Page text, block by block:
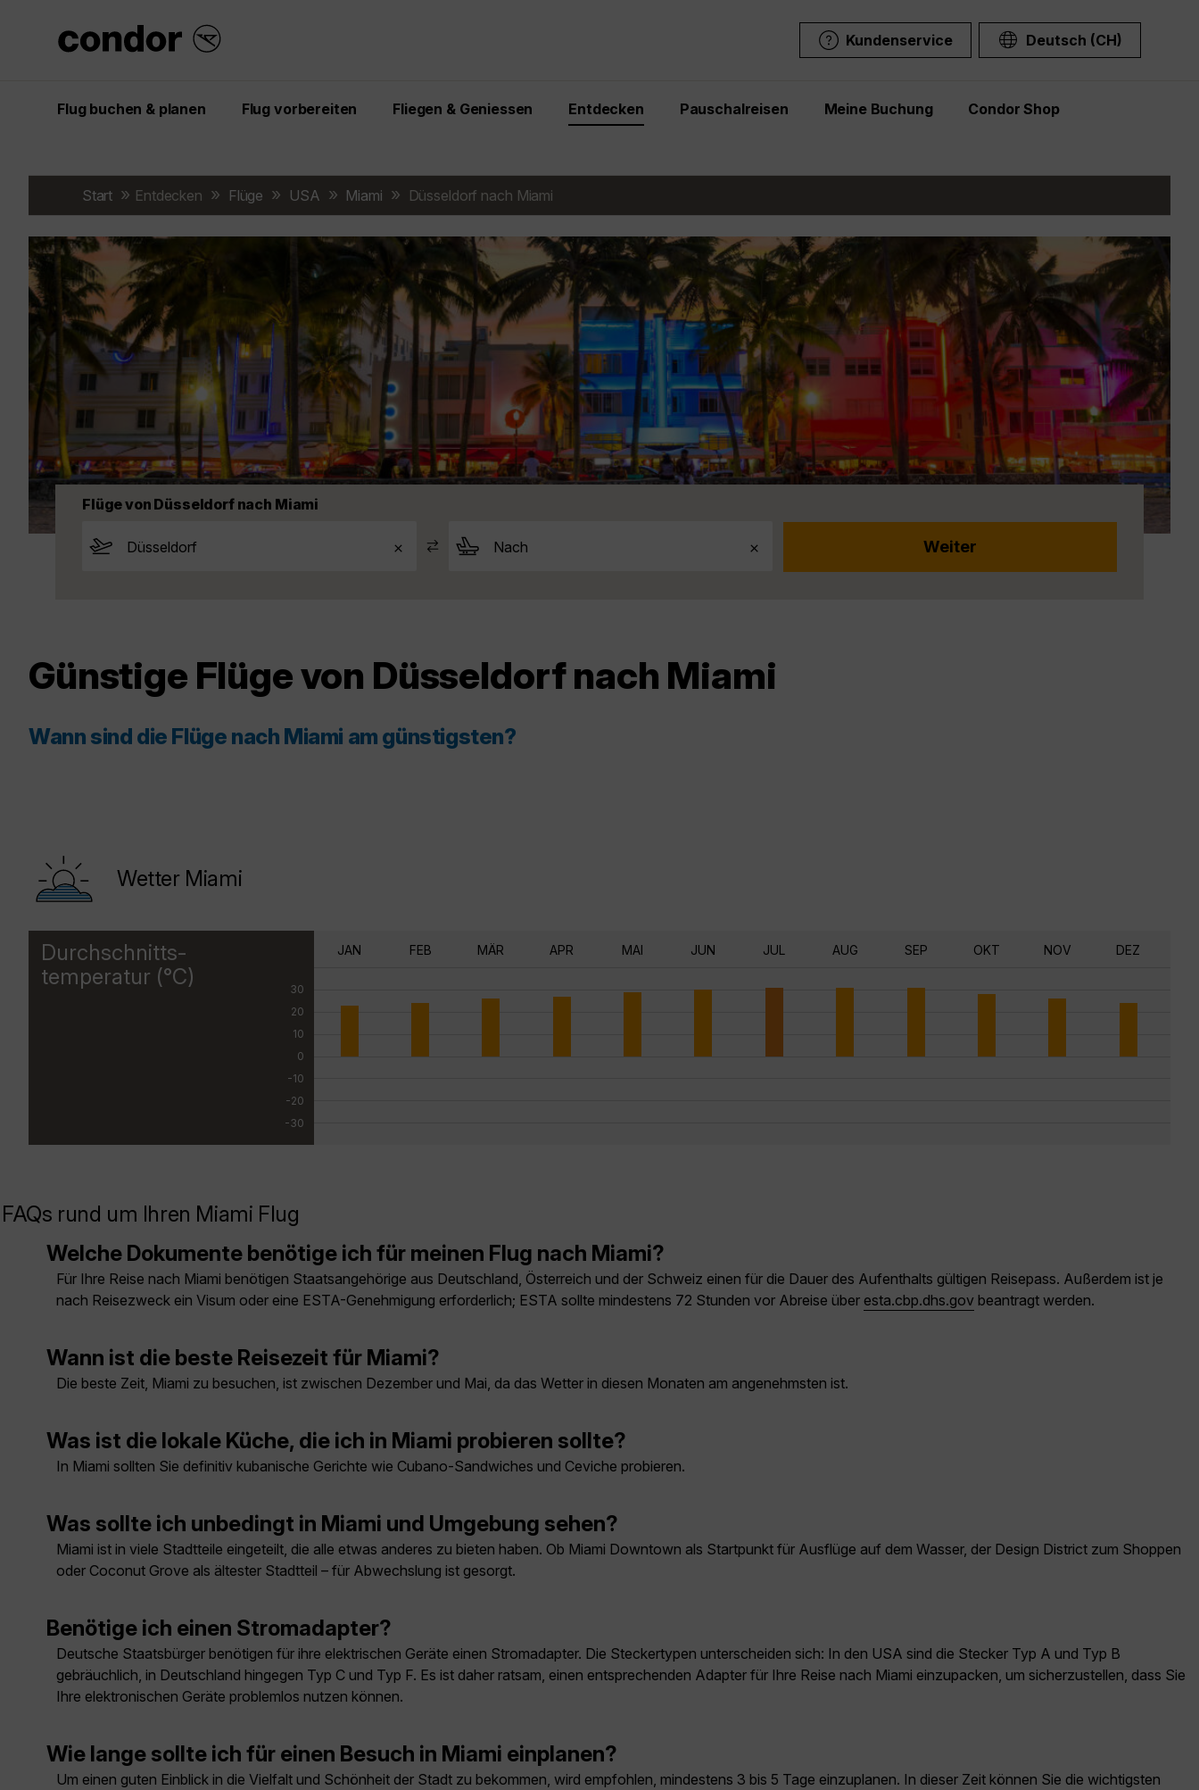
Kundenservice Deutsch (CH)
Flug buchen & planen Flug vorbereiten Fliegen & Geniessen Entdecken Pauschalreisen Meine Buchung Condor Shop
Start Entdecken Flüge USA Miami Düsseldorf nach Miami
Flüge von Düsseldorf nach Miami
Günstige Flüge von Düsseldorf nach Miami
Wann sind die Flüge nach Miami am günstigsten?
Wetter Miami
Durchschnitts-
temperatur (°C)
30
20
10
0
-10
-20
-30
JAN FEB MÄR APR MAI JUN JUL AUG SEP OKT NOV DEZ
FAQs rund um Ihren Miami Flug
Welche Dokumente benötige ich für meinen Flug nach Miami?
Für Ihre Reise nach Miami benötigen Staatsangehörige aus Deutschland, Österreich und der Schweiz einen für die Dauer des Aufenthalts gültigen Reisepass. Außerdem ist je
nach Reisezweck ein Visum oder eine ESTA-Genehmigung erforderlich; ESTA sollte mindestens 72 Stunden vor Abreise über esta.cbp.dhs.gov beantragt werden.
Wann ist die beste Reisezeit für Miami?
Die beste Zeit, Miami zu besuchen, ist zwischen Dezember und Mai, da das Wetter in diesen Monaten am angenehmsten ist.
Was ist die lokale Küche, die ich in Miami probieren sollte?
In Miami sollten Sie definitiv kubanische Gerichte wie Cubano-Sandwiches und Ceviche probieren.
Was sollte ich unbedingt in Miami und Umgebung sehen?
Miami ist in viele Stadtteile eingeteilt, die alle etwas anderes zu bieten haben. Ob Miami Downtown als Startpunkt für Ausflüge auf dem Wasser, der Design District zum Shoppen
oder Coconut Grove als ältester Stadtteil – für Abwechslung ist gesorgt.
Benötige ich einen Stromadapter?
Deutsche Staatsbürger benötigen für ihre elektrischen Geräte einen Stromadapter. Die Steckertypen unterscheiden sich: In den USA sind die Stecker Typ A und Typ B
gebräuchlich, in Deutschland hingegen Typ C und Typ F. Es ist daher ratsam, einen entsprechenden Adapter für Ihre Reise nach Miami einzupacken, um sicherzustellen, dass Sie
Ihre elektronischen Geräte problemlos nutzen können.
Wie lange sollte ich für einen Besuch in Miami einplanen?
Um einen guten Einblick in die Vielfalt und Schönheit der Stadt zu bekommen, wird empfohlen, mindestens 3 bis 5 Tage einzuplanen. In dieser Zeit können Sie die wichtigsten